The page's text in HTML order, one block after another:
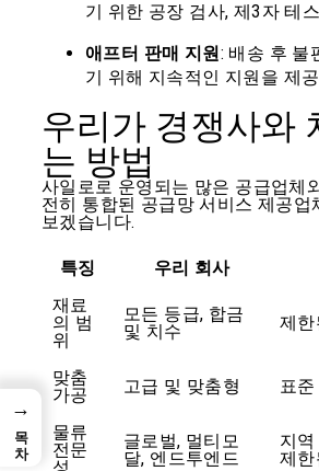
기 위한 공장 검사, 제3자 테
애프터 판매 지원: 배송 후 불
기 위해 지속적인 지원을 제
우리가 경쟁사와
는 방법
사일로로 운영되는 많은 공급업체
전히 통합된 공급망 서비스 제공업
보겠습니다.
특징 우리 회사
재료
의 범
위
모든 등급, 합금
및 치수
제한
맞춤
가공
고급 및 맞춤형 표
물류
전문
글로벌, 멀티모
달, 엔드투엔드
지
제한
→
목차